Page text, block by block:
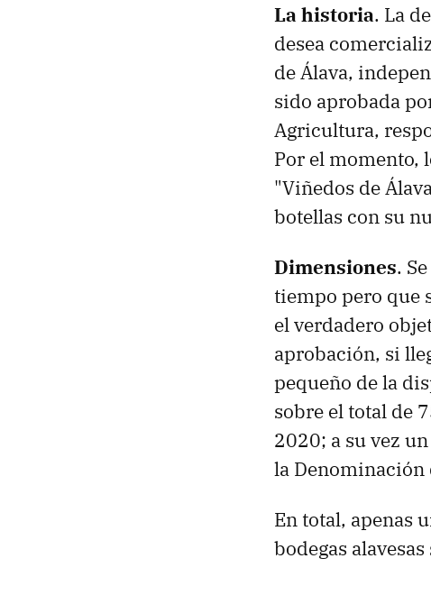
La historia. La
desea
de Álava,
sido aprobada
Agricultura,
Por el momento,
"Viñedos de
botellas con su
Dimensiones.
tiempo pero que
el verdadero
aprobación, si
pequeño de la
sobre el total de
2020; a su vez
la Denominación
En total, apenas
bodegas